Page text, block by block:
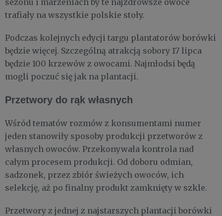
trafiały na wszystkie polskie stoły.
Podczas kolejnych edycji targu plantatorów borówki
będzie więcej. Szczególną atrakcją sobory 17 lipca
będzie 100 krzewów z owocami. Najmłodsi będą
mogli poczuć się jak na plantacji.
Przetwory do rąk własnych
Wśród tematów rozmów z konsumentami numer
jeden stanowiły sposoby produkcji przetworów z
własnych owoców. Przekonywała kontrola nad
całym procesem produkcji. Od doboru odmian,
sadzonek, przez zbiór świeżych owoców, ich
selekcję, aż po finalny produkt zamknięty w szkle.
Przetwory z jednej z najstarszych plantacji borówki